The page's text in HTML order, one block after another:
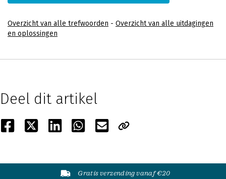
Overzicht van alle trefwoorden - Overzicht van alle uitdagingen
en oplossingen
Deel dit artikel
Gratis verzending vanaf €20